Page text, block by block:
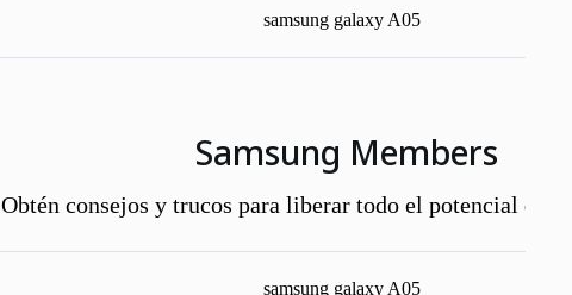
Samsung Members
Obtén consejos y trucos para liberar todo el potencial de